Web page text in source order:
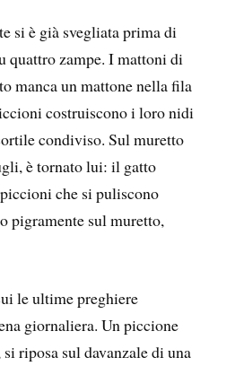
si è già svegliata prima di
quattro zampe. I mattoni di
manca un mattone nella fila
costruiscono i loro nidi
condiviso. Sul muretto
è tornato lui: il gatto
che si puliscono
pigramente sul muretto,
le ultime preghiere
giornaliera. Un piccione
riposa sul davanzale di una